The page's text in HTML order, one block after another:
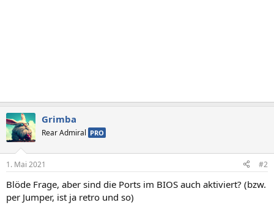
Grimba
Rear Admiral PRO
1. Mai 2021 #2
Blöde Frage, aber sind die Ports im BIOS auch aktiviert? (bzw.
per Jumper, ist ja retro und so)